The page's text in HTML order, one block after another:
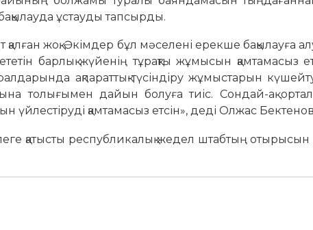
ұстауды тапсырды.
қалған жоқ. Әкімдер бұл мәселені ерекше бақылауға
барлық жүйенің тұрақты жұмысын қамтамасыз
ақпараттық-түсіндіру жұмыстарын
толығымен дайын болуға тиіс. Сондай-ақ
үйлестіруді қамтамасыз етсін», деді Олжас
қатысты республикалық жедел штабтың отырысын